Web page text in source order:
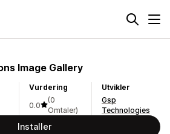
Image Gallery
Vurdering
0.0
(0
Omtaler)
Utvikler
Gsp
Technologies
Installer